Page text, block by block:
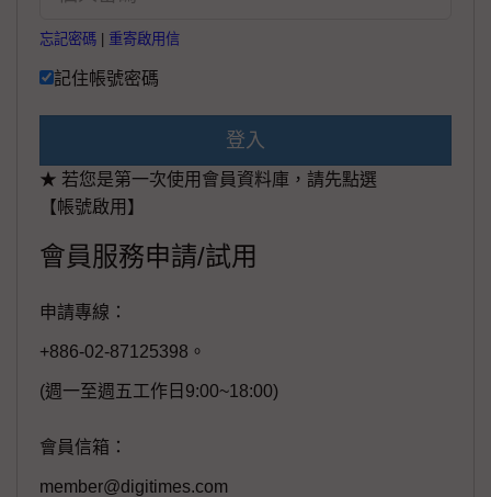
忘記密碼 重寄啟用信
記住帳號密碼
登入
★ 若您是第一次使用會員資料庫，請先點選
【帳號啟用】
會員服務申請/試用
申請專線：
+886-02-87125398。
(週一至週五工作日9:00~18:00)
會員信箱：
member@digitimes.com